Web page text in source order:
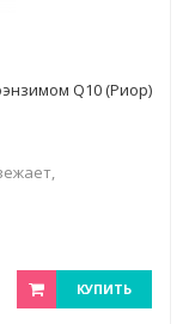
Q10 (Риор)
КУПИТЬ